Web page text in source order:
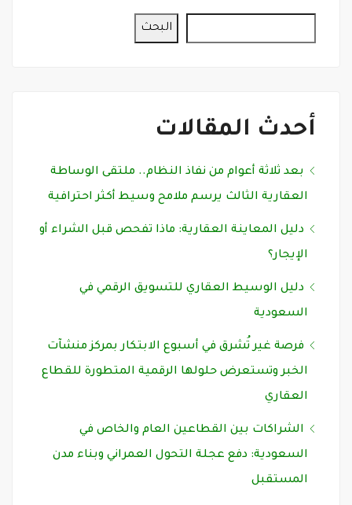
البحث
أحدث المقالات
بعد ثلاثة أعوام من نفاذ النظام.. ملتقى الوساطة
العقارية الثالث يرسم ملامح وسيط أكثر احترافية
دليل المعاينة العقارية: ماذا تفحص قبل الشراء أو
الإيجار؟
دليل الوسيط العقاري للتسويق الرقمي في
السعودية
فرصة غير تُشرق في أسبوع الابتكار بمركز منشآت
الخبر وتستعرض حلولها الرقمية المتطورة للقطاع
العقاري
الشراكات بين القطاعين العام والخاص في
السعودية: دفع عجلة التحول العمراني وبناء مدن
المستقبل